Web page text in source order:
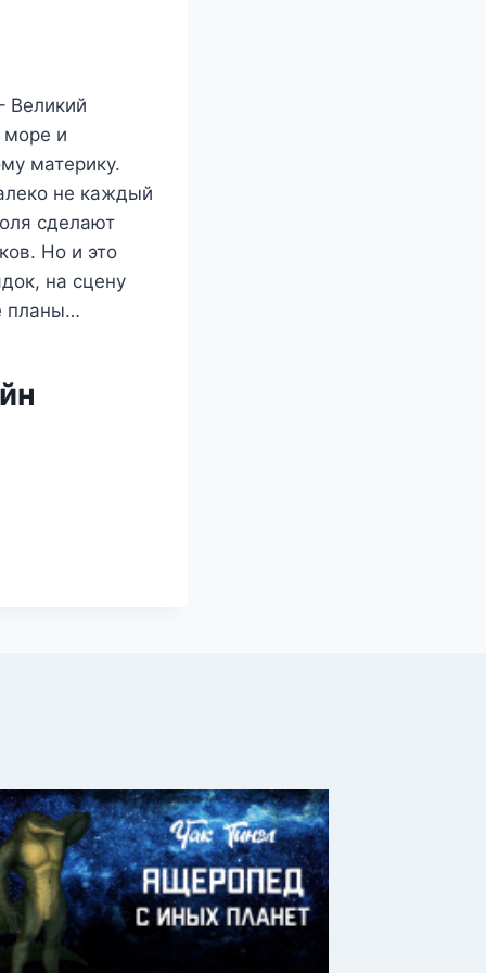
Великий
море и
материку.
не каждый
сделают
Но и это
на сцену
планы…